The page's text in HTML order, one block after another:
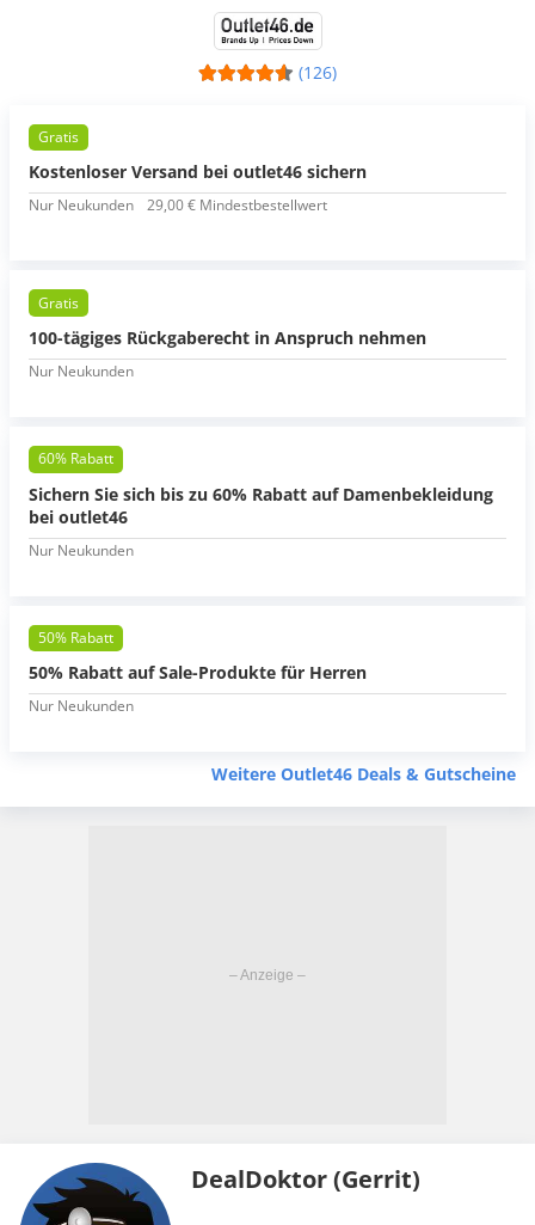
(126)
Gratis
Kostenloser Versand bei outlet46 sichern
Nur Neukunden 29,00 € Mindestbestellwert
Gratis
100-tägiges Rückgaberecht in Anspruch nehmen
Nur Neukunden
60% Rabatt
Sichern Sie sich bis zu 60% Rabatt auf Damenbekleidung
bei outlet46
Nur Neukunden
50% Rabatt
50% Rabatt auf Sale-Produkte für Herren
Nur Neukunden
Weitere Outlet46 Deals & Gutscheine
DealDoktor (Gerrit)